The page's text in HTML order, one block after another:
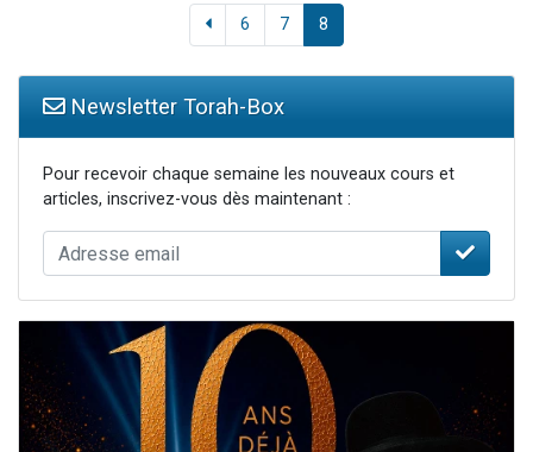
6 7 8
Newsletter Torah-Box
Pour recevoir chaque semaine les nouveaux cours et
articles, inscrivez-vous dès maintenant :